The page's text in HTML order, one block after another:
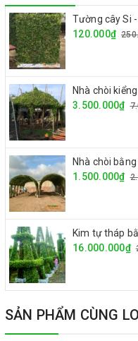
Tường cây Si
120.000₫
Nhà chòi
3.500.000₫
Nhà chòi
1.500.000₫
Kim tự tháp
16.000.000₫
SẢN PHẨM CÙNG